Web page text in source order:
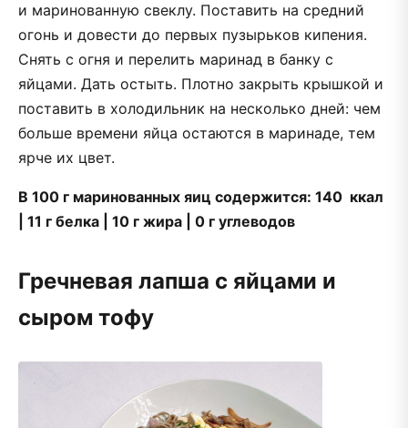
и маринованную свеклу. Поставить на средний
огонь и довести до первых пузырьков кипения.
Снять с огня и перелить маринад в банку с
яйцами. Дать остыть. Плотно закрыть крышкой и
поставить в холодильник на несколько дней: чем
больше времени яйца остаются в маринаде, тем
ярче их цвет.
В 100 г маринованных яиц содержится: 140 ккал
| 11 г белка | 10 г жира | 0 г углеводов
Гречневая лапша с яйцами и
сыром тофу